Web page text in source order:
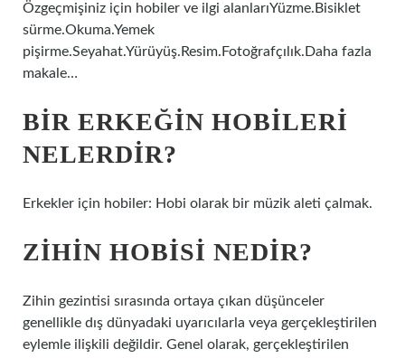
Özgeçmişiniz için hobiler ve ilgi alanlarıYüzme.Bisiklet
sürme.Okuma.Yemek
pişirme.Seyahat.Yürüyüş.Resim.Fotoğrafçılık.Daha fazla
makale…
BIR ERKEĞIN HOBILERI
NELERDIR?
Erkekler için hobiler: Hobi olarak bir müzik aleti çalmak.
ZIHIN HOBISI NEDIR?
Zihin gezintisi sırasında ortaya çıkan düşünceler
genellikle dış dünyadaki uyarıcılarla veya gerçekleştirilen
eylemle ilişkili değildir. Genel olarak, gerçekleştirilen